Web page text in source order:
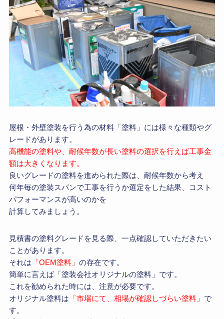
屋根・外壁塗装を行う為の材料「塗料」には様々な種類やグ
レードがあります。
高機能の塗料や、耐候年数が長い塗料の選択を行えば工事金
額は大きくなります。
良いグレードの塗料を進められた際は、耐候年数から考え
何年毎の塗装スパンで工事を行うか選定をした結果、コスト
パフォーマンスが高いのかを
計算してみましょう。
見積書の塗料グレードを見る際、一点確認していただきたい
ことがあります。
それは 「OEM塗料」 の存在です。
簡単に言えば「塗装会社オリジナルの塗料」です。
これを勧められた時には、注意が必要です。
オリジナル塗料は 「市場にて、相場が確認しづらい塗料」 で
す。